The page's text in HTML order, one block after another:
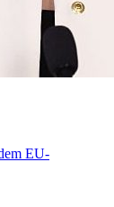
EU-